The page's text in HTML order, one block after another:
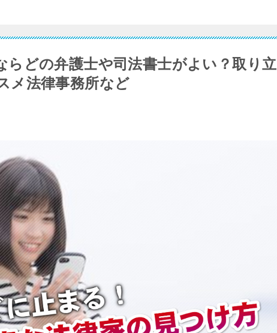
らどの弁護士や司法書士がよい？取り立
メ法律事務所など